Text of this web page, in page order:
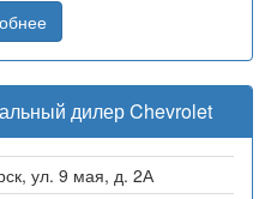
дилер Chevrolet
ул. 9 мая, д. 2А